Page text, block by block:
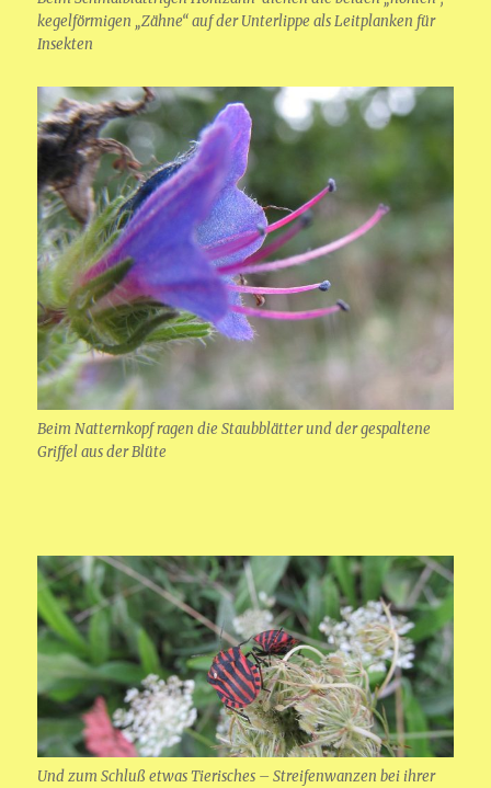
kegelförmigen „Zähne“ auf der Unterlippe als Leitplanken für
Insekten
Beim Natternkopf ragen die Staubblätter und der gespaltene
Griffel aus der Blüte
Und zum Schluß etwas Tierisches – Streifenwanzen bei ihrer